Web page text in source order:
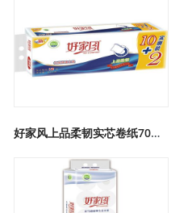
好家风上品柔韧实芯卷纸70克1